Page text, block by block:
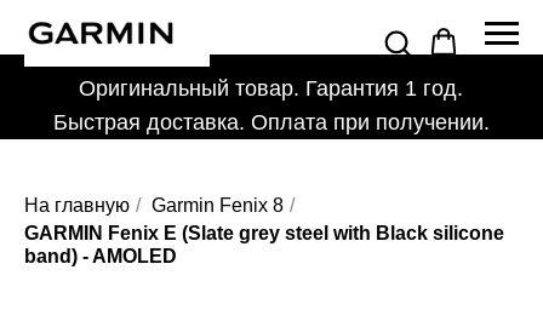
Оригинальный товар. Гарантия 1 год.
Быстрая доставка. Оплата при получении.
На главную / Garmin Fenix 8 /
GARMIN Fenix E (Slate grey steel with Black silicone
band) - AMOLED